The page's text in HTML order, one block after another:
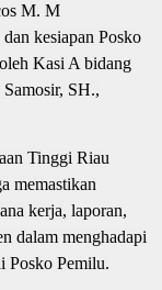
M. M
kesiapan Posko
Kasi A bidang
SH.,
Tinggi Riau
memastikan
kerja, laporan,
dalam menghadapi
Posko Pemilu.